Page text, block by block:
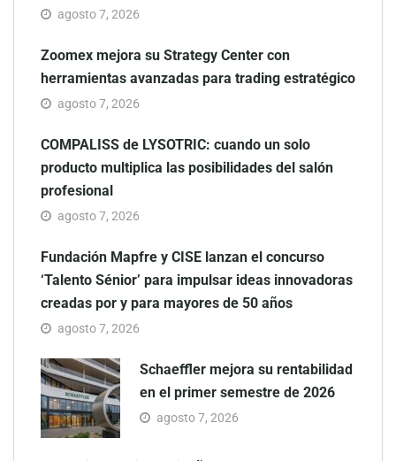
agosto 7, 2026
Zoomex mejora su Strategy Center con
herramientas avanzadas para trading estratégico
agosto 7, 2026
COMPALISS de LYSOTRIC: cuando un solo
producto multiplica las posibilidades del salón
profesional
agosto 7, 2026
Fundación Mapfre y CISE lanzan el concurso
‘Talento Sénior’ para impulsar ideas innovadoras
creadas por y para mayores de 50 años
agosto 7, 2026
Schaeffler mejora su rentabilidad
en el primer semestre de 2026
agosto 7, 2026